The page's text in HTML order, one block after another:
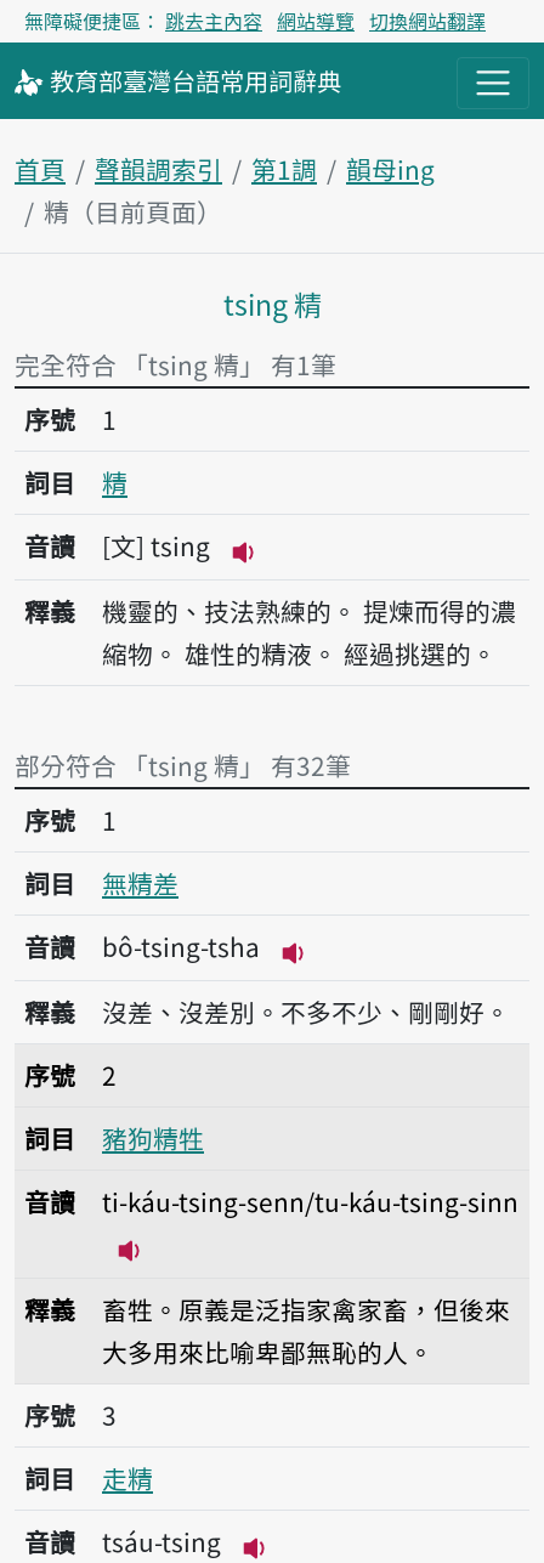
無障礙便捷區： 跳去主內容 網站導覽 切換網站翻譯
教育部臺灣台語常用詞辭典
首頁 聲韻調索引 第1調
韻母ing
精（目前頁面）
主內容區塊
tsing 精
完全符合 「tsing 精」 有1筆
序號1精
序號
1
詞目
精
音讀
文 tsing
播放音讀tsing
釋義 機靈的、技法熟練的。 提煉而得的濃
縮物。 雄性的精液。 經過挑選的。
部分符合 「tsing 精」 有32筆
序號1無精差
序號
1
詞目
無精差
音讀
bô-tsing-tsha
播放音讀bô-tsing-tsha
釋義
沒差、沒差別。不多不少、剛剛好。
序號2豬狗精牲
序號
2
詞目
豬狗精牲
音讀
ti-káu-tsing-senn/tu-káu-tsing-sinn
釋義
畜牲。原義是泛指家禽家畜，但後來
大多用來比喻卑鄙無恥的人。
序號3走精
序號
3
詞目
走精
音讀
tsáu-tsing